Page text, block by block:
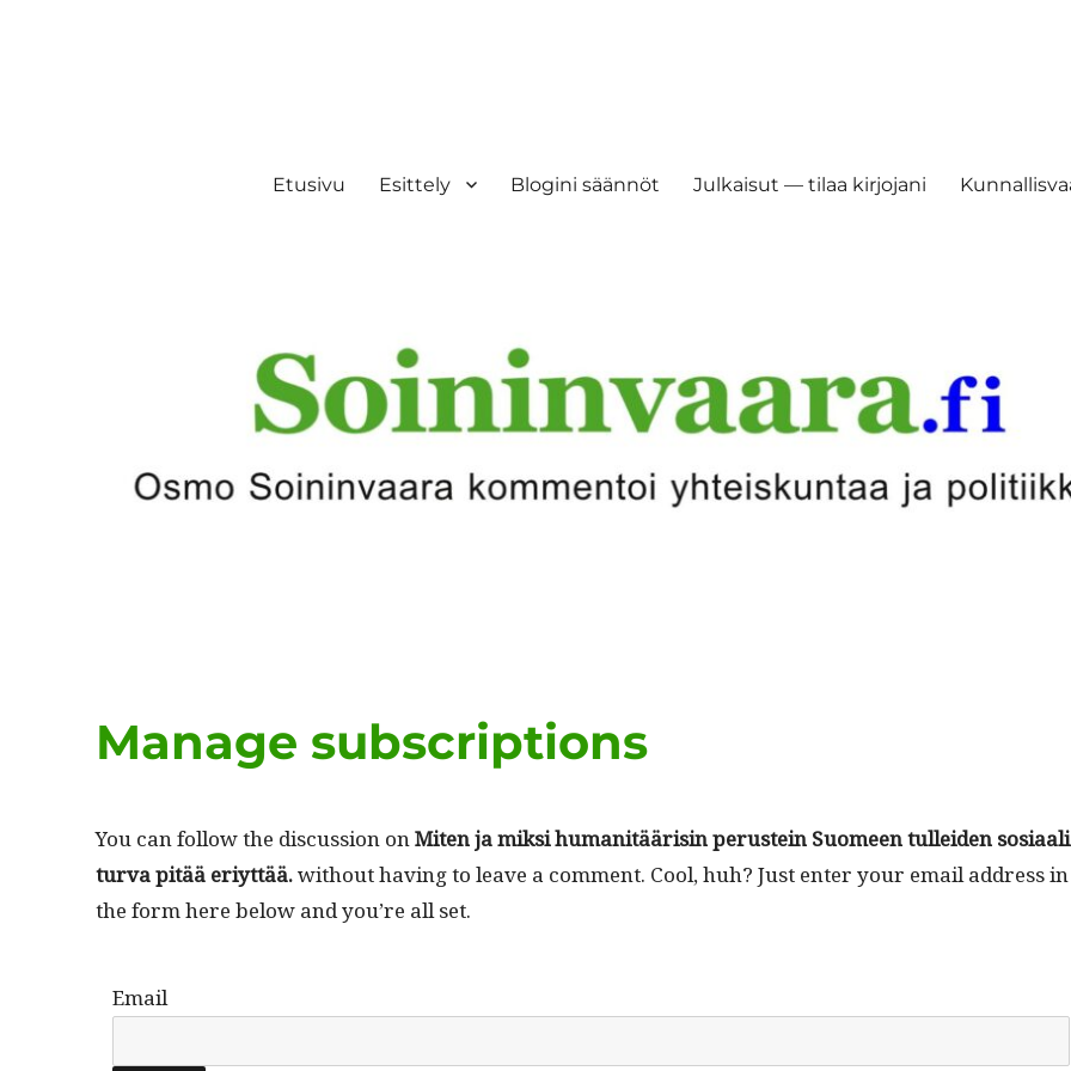
Etusivu Esittely Blogini säännöt Julkaisut — tilaa kirjojani
Manage subscriptions
You can fol­low the dis­cus­sion onMiten ja mik­si human­itäärisin perustein Suomeen tullei­den
tur­va pitää eriyt­tää.with­out hav­ing to leave a com­ment. Cool, huh? Just enter your email address in
the form here below and you’re all set.
Email